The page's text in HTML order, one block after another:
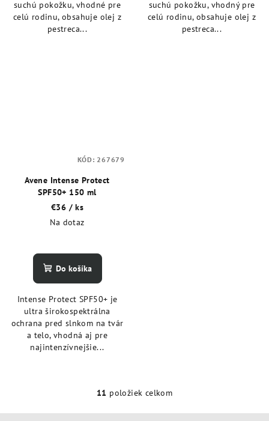
suchú pokožku, vhodné pre
celú rodinu, obsahuje olej z
pestreca...
suchú pokožku, vhodný pre
celú rodinu, obsahuje olej z
pestreca...
Avene Intense Protect
SPF50+ 150 ml
€36 / ks
Na dotaz
Do košíka
Intense Protect SPF50+ je
ultra širokospektrálna
ochrana pred slnkom na tvár
a telo, vhodná aj pre
najintenzívnejšie...
KÓD: 267679
O
v
11 položiek celkom